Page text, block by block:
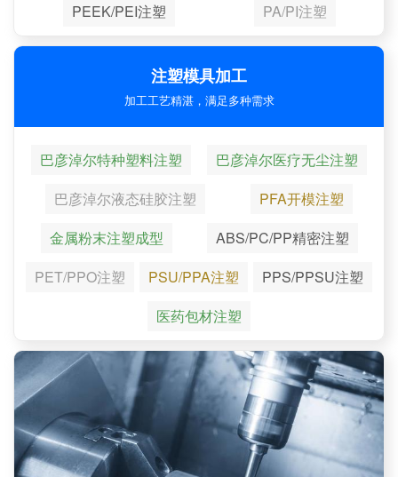
PEEK/PEI注塑
PA/PI注塑
注塑模具加工
加工工艺精湛，满足多种需求
巴彦淖尔特种塑料注塑
巴彦淖尔医疗无尘注塑
巴彦淖尔液态硅胶注塑
PFA开模注塑
金属粉末注塑成型
ABS/PC/PP精密注塑
PET/PPO注塑
PSU/PPA注塑
PPS/PPSU注塑
医药包材注塑